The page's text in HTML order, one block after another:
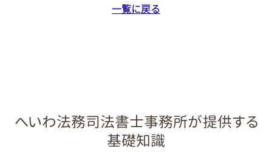
一覧に戻る
へいわ法務司法書士事務所が提供する
基礎知識